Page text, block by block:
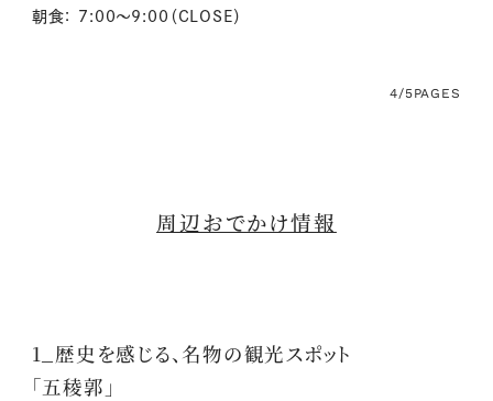
朝食： 7:00～9:00（CLOSE）
4/5PAGES
周辺おでかけ情報
1_歴史を感じる、名物の観光スポット
「五稜郭」